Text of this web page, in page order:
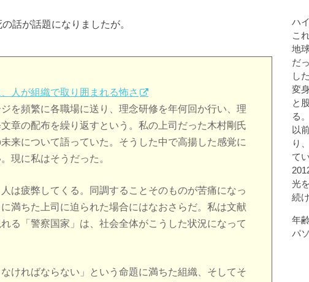
話が話題になりましたが。
人が組織で取り囲まれる怖さ
を頻繁に各職場に送り、理念研修を年何回か行い、理
章の配布を繰り返すという。私の上司だった木村剛氏
来について語っていた。そうした中で高揚した感覚に
現に私はそうだった。
は疲弊してくる。同調することそのものが苦痛になっ
満ちた上司に迫られた場合にはなおさらだ。私は文献
る「警察国家」は、社会全体がこうした状況になって
ければならない」という命題に満ちた組織、そしてそ
ハ
こ
地
だ
し
変
と
る。
以
り
て
光
続
年
パ